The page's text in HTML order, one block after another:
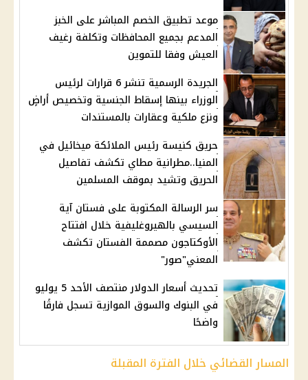
موعد تطبيق الخصم المباشر على الخبز
المدعم بجميع المحافظات وتكلفة رغيف
العيش وفقا للتموين
الجريدة الرسمية تنشر 6 قرارات لرئيس
الوزراء بينها إسقاط الجنسية وتخصيص أراضٍ
ونزع ملكية وعقارات بالمستندات
حريق كنيسة رئيس الملائكة ميخائيل في
المنيا..مطرانية مطاي تكشف تفاصيل
الحريق وتشيد بموقف المسلمين
سر الرسالة المكتوبة على فستان آية
السيسي بالهيروغليفية خلال افتتاح
الأوكتاجون مصممة الفستان تكشف
المعني"صور"
تحديث أسعار الدولار منتصف الأحد 5 يوليو
في البنوك والسوق الموازية تسجل فارقًا
واضحًا
المسار القضائي خلال الفترة المقبلة